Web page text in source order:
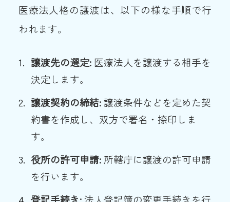
医療法人格の譲渡は、以下の様な手順で行
われます。
譲渡先の選定:医療法人を譲渡する相手を
決定します。
譲渡契約の締結:譲渡条件などを定めた契
約書を作成し、双方で署名・捺印しま
す。
役所の許可申請:所轄庁に譲渡の許可申請
を行います。
登記手続き:法人登記簿の変更手続きを行